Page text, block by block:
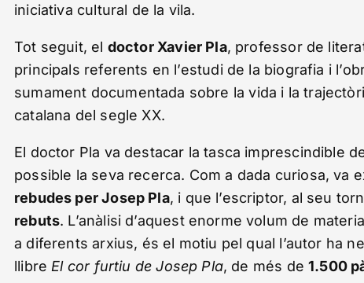
iniciativa cultural de la vila.
Tot seguit, el doctor Xavier Pla, professor de
principals referents en l’estudi de la biografia i
sumament documentada sobre la vida i la
catalana del segle XX.
El doctor Pla va destacar la tasca imprescindible
possible la seva recerca. Com a dada curiosa, va
rebudes per Josep Pla, i que l’escriptor, al seu
rebuts. L’anàlisi d’aquest enorme volum de
a diferents arxius, és el motiu pel qual l’autor ha
llibre El cor furtiu de Josep Pla, de més de1.500